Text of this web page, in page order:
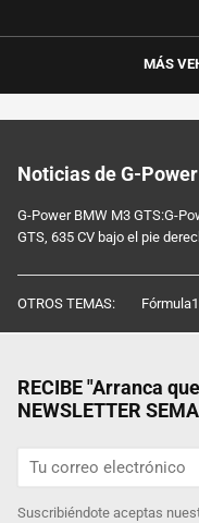
MÁS
Noticias de G-
G-Power BMW M3 GTS:G-
GTS, 635 CV bajo el pie
OTROS TEMAS: Fórmula1
RECIBE "Arranca
NEWSLETTER
Suscribiéndote aceptas